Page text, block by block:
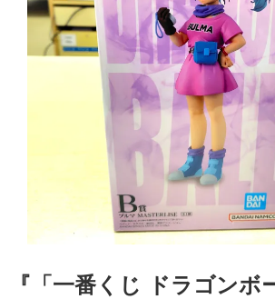
『「一番くじ ​ドラゴンボ